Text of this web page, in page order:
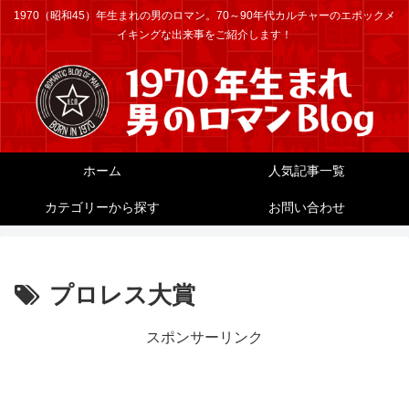
1970（昭和45）年生まれの男のロマン。70～90年代カルチャーのエポックメ
イキングな出来事をご紹介します！
ホーム 人気記事一覧
カテゴリーから探す お問い合わせ
プロレス大賞
スポンサーリンク